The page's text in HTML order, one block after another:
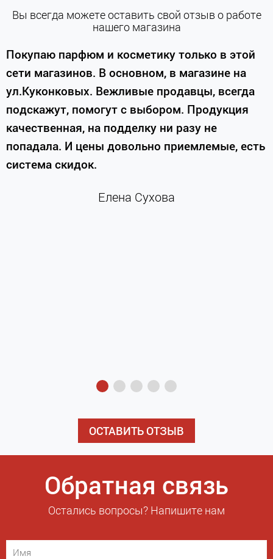
Вы всегда можете оставить свой отзыв о работе
нашего магазина
Покупаю парфюм и косметику только в этой
сети магазинов. В основном, в магазине на
ул.Куконковых. Вежливые продавцы, всегда
подскажут, помогут с выбором. Продукция
качественная, на подделку ни разу не
попадала. И цены довольно приемлемые, есть
система скидок.
Елена Сухова
ОСТАВИТЬ ОТЗЫВ
Обратная связь
Остались вопросы? Напишите нам